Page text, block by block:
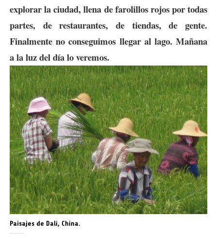
explorar la ciudad, llena de farolillos rojos por todas
partes, de restaurantes, de tiendas, de gente.
Finalmente no conseguimos llegar al lago. Mañana
a la luz del día lo veremos.
Paisajes de Dali, China.